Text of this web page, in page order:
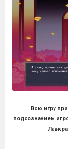
Всю игру
подсознанием